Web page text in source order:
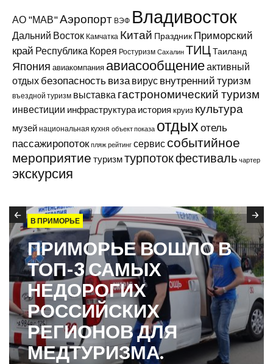
АО "МАВ"Аэропорт ВЭФ Владивосток
Дальний Восток Камчатка Китай Праздник Приморский
край Республика Корея Ростуризм Сахалин ТИЦ Таиланд
Япония авиакомпания авиасообщениеактивный
отдых безопасность виза вирус внутренний туризм
въездной туризм выставка гастрономический туризм
инвестиции инфраструктура история круиз культура
музей национальная кухня объект показа отдыхотель
пассажиропоток пляж рейтинг сервис событийное
мероприятие туризмтурпотокфестиваль чартер
экскурсия
В ПРИМОРЬЕ
ПРИМОРЬЕ ВОШЛО В
ТОП-3 САМЫХ
НЕДОРОГИХ
РОССИЙСКИХ
РЕГИОНОВ ДЛЯ
МЕДТУРИЗМА.